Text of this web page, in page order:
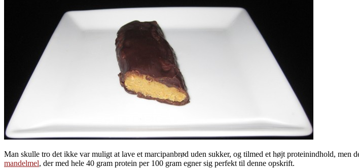
Man skulle tro det ikke var muligt at lave et marcipanbrød uden sukker, og tilmed et højt proteinindhold,
mandelmel, der med hele 40 gram protein per 100 gram egner sig perfekt til denne opskrift.